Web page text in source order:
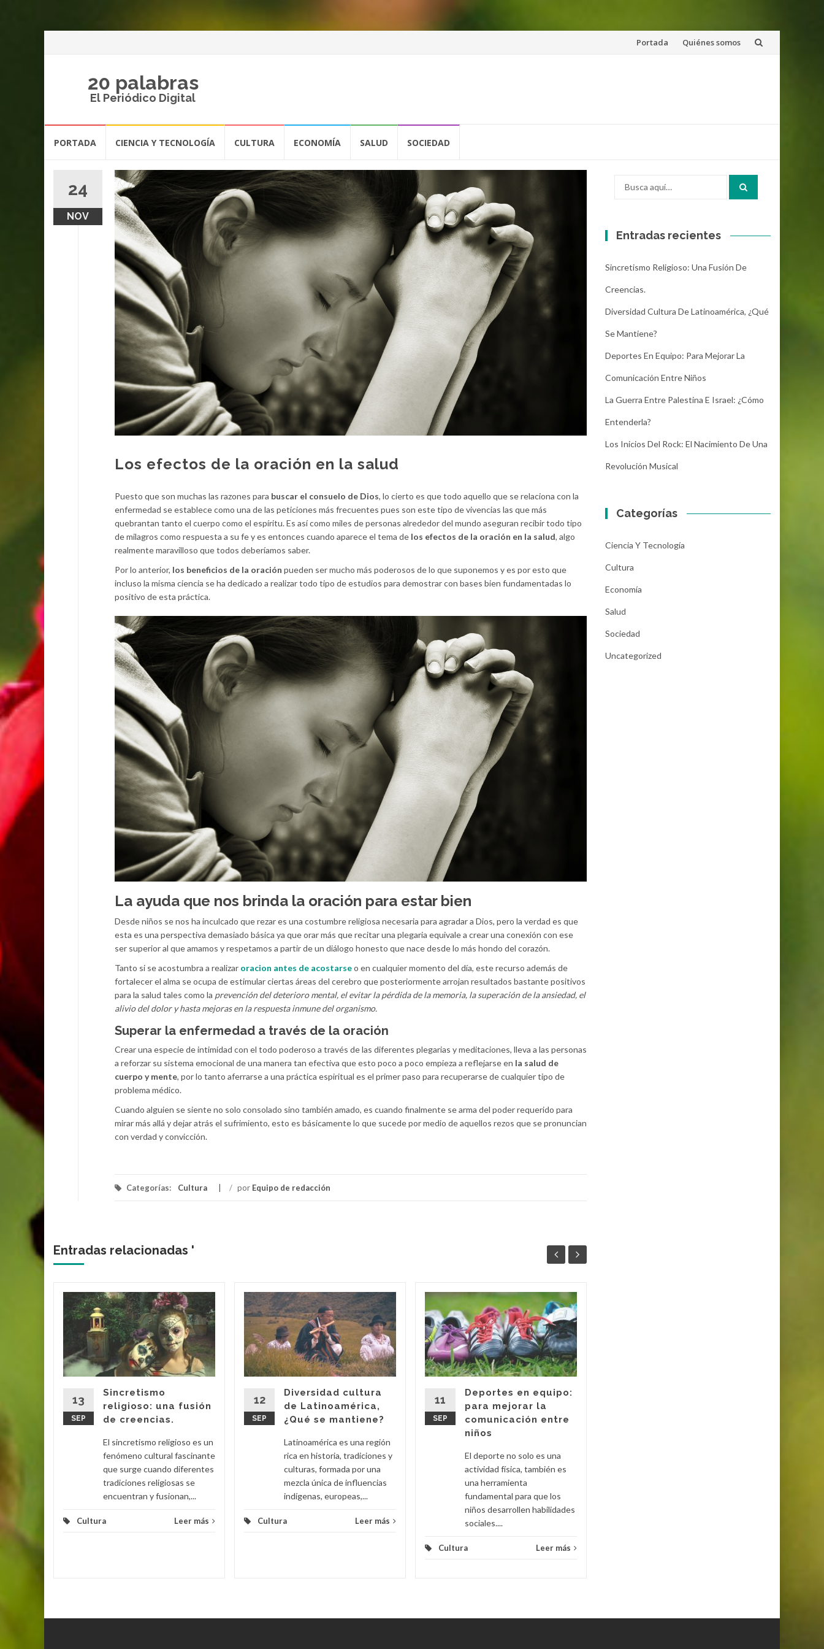
Saltar
Portada Quiénes somos
20 palabras
El Periódico Digital
PORTADA CIENCIA Y TECNOLOGÍA CULTURA ECONOMÍA SALUD SOCIEDAD
24
NOV
Los efectos de la oración en la salud
Puesto que son muchas las razones para buscar el consuelo de Dios, lo cierto es que todo aquello que se relaciona con la
enfermedad se establece como una de las peticiones más frecuentes pues son este tipo de vivencias las que más
quebrantan tanto el cuerpo como el espíritu. Es así como miles de personas alrededor del mundo aseguran recibir todo tipo
de milagros como respuesta a su fe y es entonces cuando aparece el tema de los efectos de la oración en la salud, algo
realmente maravilloso que todos deberíamos saber.
Por lo anterior, los beneficios de la oración pueden ser mucho más poderosos de lo que suponemos y es por esto que
incluso la misma ciencia se ha dedicado a realizar todo tipo de estudios para demostrar con bases bien fundamentadas lo
positivo de esta práctica.
La ayuda que nos brinda la oración para estar bien
Desde niños se nos ha inculcado que rezar es una costumbre religiosa necesaria para agradar a Dios, pero la verdad es que
esta es una perspectiva demasiado básica ya que orar más que recitar una plegaria equivale a crear una conexión con ese
ser superior al que amamos y respetamos a partir de un diálogo honesto que nace desde lo más hondo del corazón.
Tanto si se acostumbra a realizar oracion antes de acostarseo en cualquier momento del día, este recurso además de
fortalecer el alma se ocupa de estimular ciertas áreas del cerebro que posteriormente arrojan resultados bastante positivos
para la salud tales como la prevención del deterioro mental, el evitar la pérdida de la memoria, la superación de la ansiedad, el
alivio del dolor y hasta mejoras en la respuesta inmune del organismo.
Superar la enfermedad a través de la oración
Crear una especie de intimidad con el todo poderoso a través de las diferentes plegarias y meditaciones, lleva a las personas
a reforzar su sistema emocional de una manera tan efectiva que esto poco a poco empieza a reflejarse en la salud de
cuerpo y mente, por lo tanto aferrarse a una práctica espiritual es el primer paso para recuperarse de cualquier tipo de
problema médico.
Cuando alguien se siente no solo consolado sino también amado, es cuando finalmente se arma del poder requerido para
mirar más allá y dejar atrás el sufrimiento, esto es básicamente lo que sucede por medio de aquellos rezos que se pronuncian
con verdad y convicción.
Categorías: Cultura / por Equipo de redacción
Entradas relacionadas '
13
SEP
Sincretismo
religioso: una fusión
de creencias.
El sincretismo religioso es un
fenómeno cultural fascinante
que surge cuando diferentes
tradiciones religiosas se
encuentran y fusionan,...
Cultura Leer más
12
SEP
Diversidad cultura
de Latinoamérica,
¿Qué se mantiene?
Latinoamérica es una región
rica en historia, tradiciones y
culturas, formada por una
mezcla única de influencias
indígenas, europeas,...
Cultura Leer más
11
SEP
Deportes en equipo:
para mejorar la
comunicación entre
niños
El deporte no solo es una
actividad física, también es
una herramienta
fundamental para que los
niños desarrollen habilidades
sociales....
Cultura Leer más
Entradas recientes
Sincretismo Religioso: Una Fusión De
Creencias.
Diversidad Cultura De Latinoamérica, ¿Qué
Se Mantiene?
Deportes En Equipo: Para Mejorar La
Comunicación Entre Niños
La Guerra Entre Palestina E Israel: ¿Cómo
Entenderla?
Los Inicios Del Rock: El Nacimiento De Una
Revolución Musical
Categorías
Ciencia Y Tecnología
Cultura
Economía
Salud
Sociedad
Uncategorized